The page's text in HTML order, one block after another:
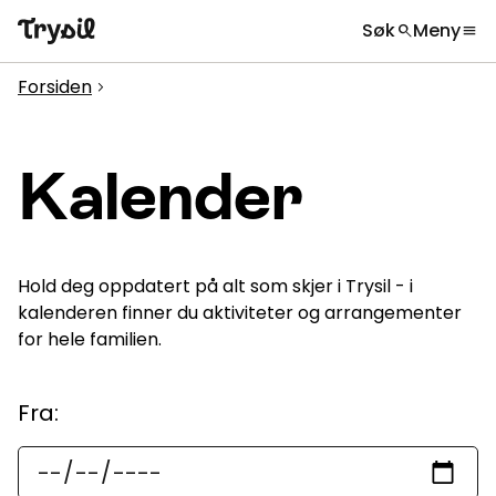
SøksearchMenymenu
globe
Overnatting
Handel
Service
Inspirasjon
Nyttig informasjon
Forsiden chevron_right
Kalender
Hold deg oppdatert på alt som skjer i Trysil - i
kalenderen finner du aktiviteter og arrangementer
for hele familien.
Datoer
Fra: